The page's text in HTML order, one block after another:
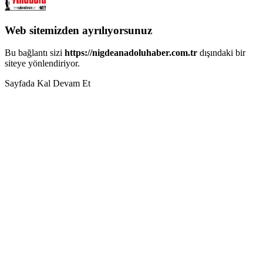
Web sitemizden ayrılıyorsunuz
Bu bağlantı sizi https://nigdeanadoluhaber.com.tr dışındaki bir
siteye yönlendiriyor.
Sayfada Kal Devam Et